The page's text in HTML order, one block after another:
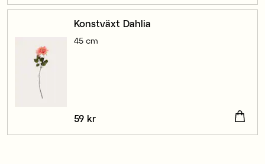
Konstväxt Dahlia
45 cm
Pris:
59 kr